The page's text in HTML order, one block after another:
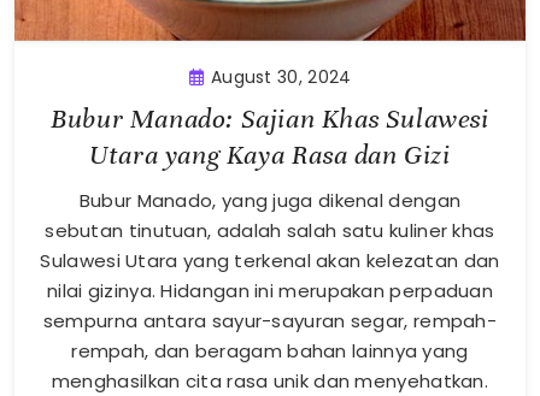
August 30, 2024
Bubur Manado: Sajian Khas Sulawesi
Utara yang Kaya Rasa dan Gizi
Bubur Manado, yang juga dikenal dengan
sebutan tinutuan, adalah salah satu kuliner khas
Sulawesi Utara yang terkenal akan kelezatan dan
nilai gizinya. Hidangan ini merupakan perpaduan
sempurna antara sayur-sayuran segar, rempah-
rempah, dan beragam bahan lainnya yang
menghasilkan cita rasa unik dan menyehatkan.